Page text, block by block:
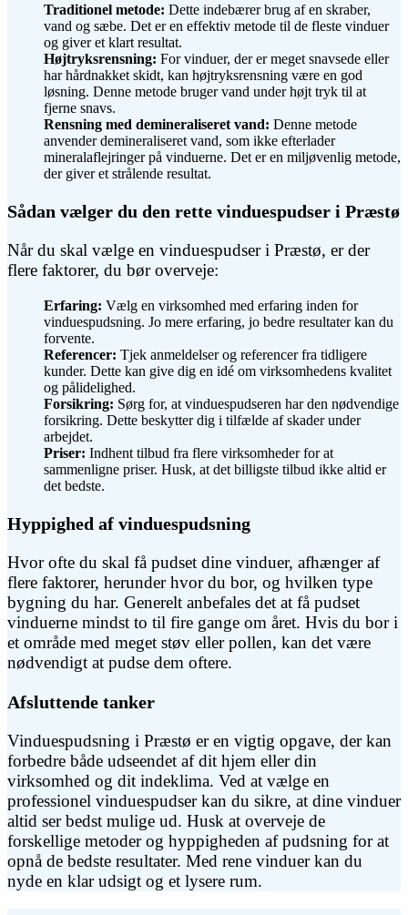
Traditionel metode: Dette indebærer brug af en skraber,
vand og sæbe. Det er en effektiv metode til de fleste vinduer
og giver et klart resultat.
Højtryksrensning: For vinduer, der er meget snavsede eller
har hårdnakket skidt, kan højtryksrensning være en god
løsning. Denne metode bruger vand under højt tryk til at
fjerne snavs.
Rensning med demineraliseret vand: Denne metode
anvender demineraliseret vand, som ikke efterlader
mineralaflejringer på vinduerne. Det er en miljøvenlig metode,
der giver et strålende resultat.
Sådan vælger du den rette vinduespudser i Præstø
Når du skal vælge en vinduespudser i Præstø, er der
flere faktorer, du bør overveje:
Erfaring: Vælg en virksomhed med erfaring inden for
vinduespudsning. Jo mere erfaring, jo bedre resultater kan du
forvente.
Referencer: Tjek anmeldelser og referencer fra tidligere
kunder. Dette kan give dig en idé om virksomhedens kvalitet
og pålidelighed.
Forsikring: Sørg for, at vinduespudseren har den nødvendige
forsikring. Dette beskytter dig i tilfælde af skader under
arbejdet.
Priser: Indhent tilbud fra flere virksomheder for at
sammenligne priser. Husk, at det billigste tilbud ikke altid er
det bedste.
Hyppighed af vinduespudsning
Hvor ofte du skal få pudset dine vinduer, afhænger af
flere faktorer, herunder hvor du bor, og hvilken type
bygning du har. Generelt anbefales det at få pudset
vinduerne mindst to til fire gange om året. Hvis du bor i
et område med meget støv eller pollen, kan det være
nødvendigt at pudse dem oftere.
Afsluttende tanker
Vinduespudsning i Præstø er en vigtig opgave, der kan
forbedre både udseendet af dit hjem eller din
virksomhed og dit indeklima. Ved at vælge en
professionel vinduespudser kan du sikre, at dine vinduer
altid ser bedst mulige ud. Husk at overveje de
forskellige metoder og hyppigheden af pudsning for at
opnå de bedste resultater. Med rene vinduer kan du
nyde en klar udsigt og et lysere rum.